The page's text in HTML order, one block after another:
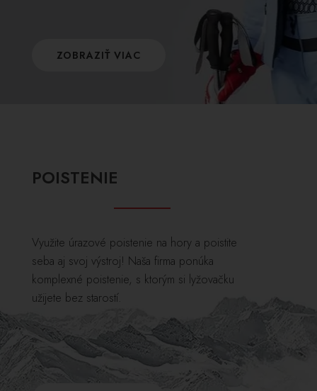
ZOBRAZIŤ VIAC
POISTENIE
Využite úrazové poistenie na hory a poistite
seba aj svoj výstroj! Naša firma ponúka
komplexné poistenie, s ktorým si lyžovačku
užijete bez starostí.